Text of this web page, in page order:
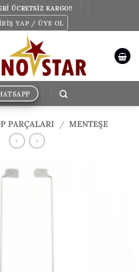
ÜCRETSİZ KARGO!!
YAP / ÜYE OL
PARÇALARI / MENTEŞE